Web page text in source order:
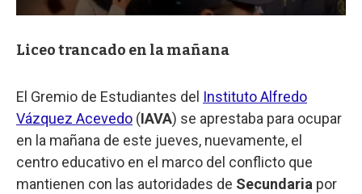
Liceo trancado en la mañana
El Gremio de Estudiantes del Instituto Alfredo
Vázquez Acevedo (IAVA) se aprestaba para ocupar
en la mañana de este jueves, nuevamente, el
centro educativo en el marco del conflicto que
mantienen con las autoridades de Secundaria por